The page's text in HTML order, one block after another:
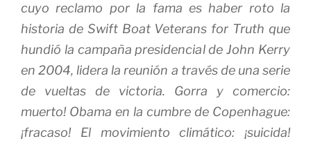
cuyo reclamo por la fama es haber roto la
historia de Swift Boat Veterans for Truth que
hundió la campaña presidencial de John Kerry
en 2004, lidera la reunión a través de una serie
de vueltas de victoria.
Gorra y comercio:
muerto! Obama en la cumbre de Copenhague:
¡fracaso!
El movimiento climático: ¡suicida!